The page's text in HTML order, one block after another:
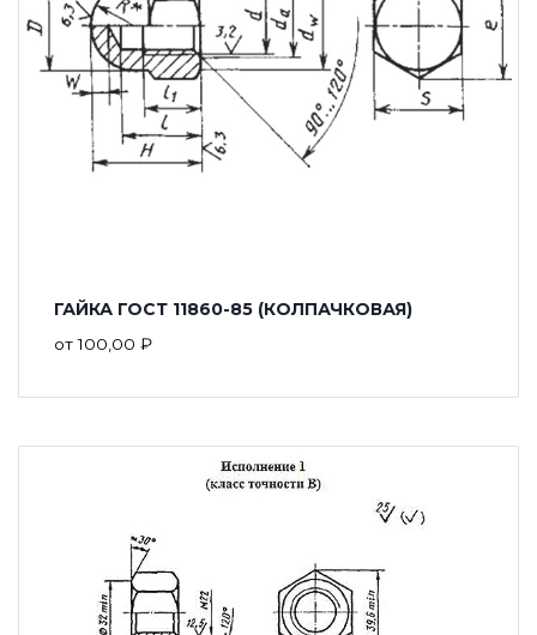
ГАЙКА ГОСТ 11860-85 (КОЛПАЧКОВАЯ)
от100,00 ₽